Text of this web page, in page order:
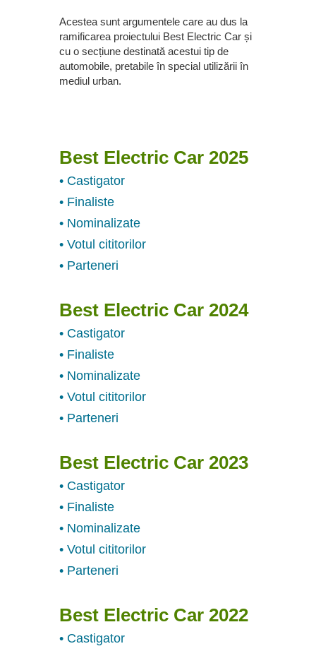
Acestea sunt argumentele care au dus la
ramificarea proiectului Best Electric Car și
cu o secțiune destinată acestui tip de
automobile, pretabile în special utilizării în
mediul urban.
Best Electric Car 2025
• Castigator
• Finaliste
• Nominalizate
• Votul cititorilor
• Parteneri
Best Electric Car 2024
• Castigator
• Finaliste
• Nominalizate
• Votul cititorilor
• Parteneri
Best Electric Car 2023
• Castigator
• Finaliste
• Nominalizate
• Votul cititorilor
• Parteneri
Best Electric Car 2022
• Castigator